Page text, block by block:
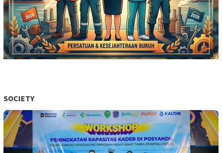
SOCIETY